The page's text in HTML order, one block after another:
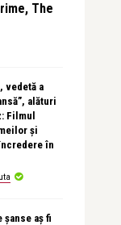
The
vedetă a
alături
Filmul
și
în
șanse aș fi